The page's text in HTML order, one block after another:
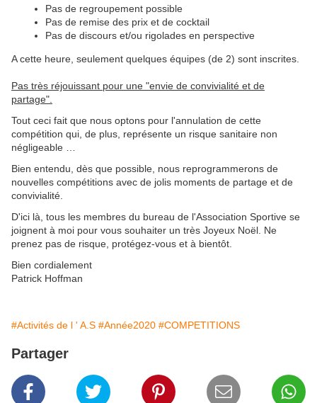
Pas de regroupement possible
Pas de remise des prix et de cocktail
Pas de discours et/ou rigolades en perspective
A cette heure, seulement quelques équipes (de 2) sont inscrites.
Pas très réjouissant pour une "envie de convivialité et de
partage".
Tout ceci fait que nous optons pour l'annulation de cette
compétition qui, de plus, représente un risque sanitaire non
négligeable …
Bien entendu, dès que possible, nous reprogrammerons de
nouvelles compétitions avec de jolis moments de partage et de
convivialité.
D'ici là, tous les membres du bureau de l'Association Sportive se
joignent à moi pour vous souhaiter un très Joyeux Noël. Ne
prenez pas de risque, protégez-vous et à bientôt.
Bien cordialement
Patrick Hoffman
#Activités de l ' A.S #Année2020 #COMPETITIONS
Partager